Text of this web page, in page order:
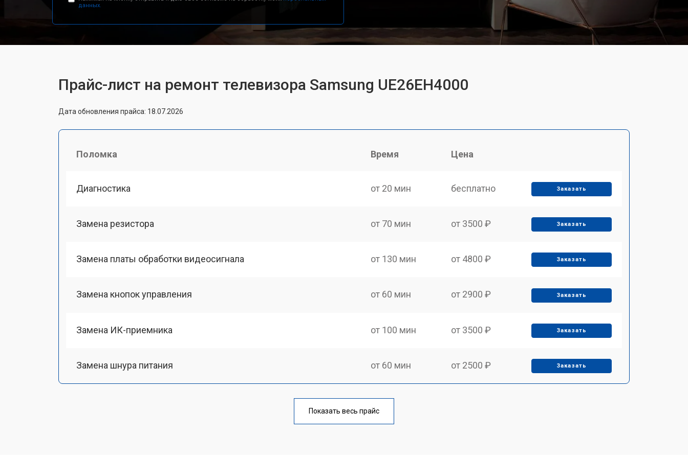
данных.
Прайс-лист на ремонт телевизора Samsung UE26EH4000
Дата обновления прайса: 18.07.2026
Поломка Время Цена
Диагностика от 20 мин бесплатно Заказать
Замена резистора от 70 мин от 3500 ₽ Заказать
Замена платы обработки видеосигнала от 130 мин от 4800 ₽ Заказать
Замена кнопок управления от 60 мин от 2900 ₽ Заказать
Замена ИК-приемника от 100 мин от 3500 ₽ Заказать
Замена шнура питания от 60 мин от 2500 ₽ Заказать
от 90 мин
Показать весь прайс